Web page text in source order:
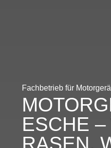
Fachbetrieb für
ESCHE –
RASEN,